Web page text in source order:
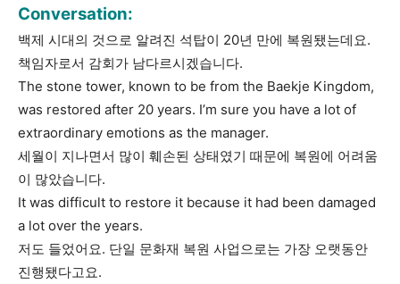
Conversation:
백제 시대의 것으로 알려진 석탑이 20년 만에 복원됐는데요.
책임자로서 감회가 남다르시겠습니다.
The stone tower, known to be from the Baekje Kingdom,
was restored after 20 years. I’m sure you have a lot of
extraordinary emotions as the manager.
세월이 지나면서 많이 훼손된 상태였기 때문에 복원에 어려움
이 많았습니다.
It was difficult to restore it because it had been damaged
a lot over the years.
저도 들었어요. 단일 문화재 복원 사업으로는 가장 오랫동안
진행됐다고요.